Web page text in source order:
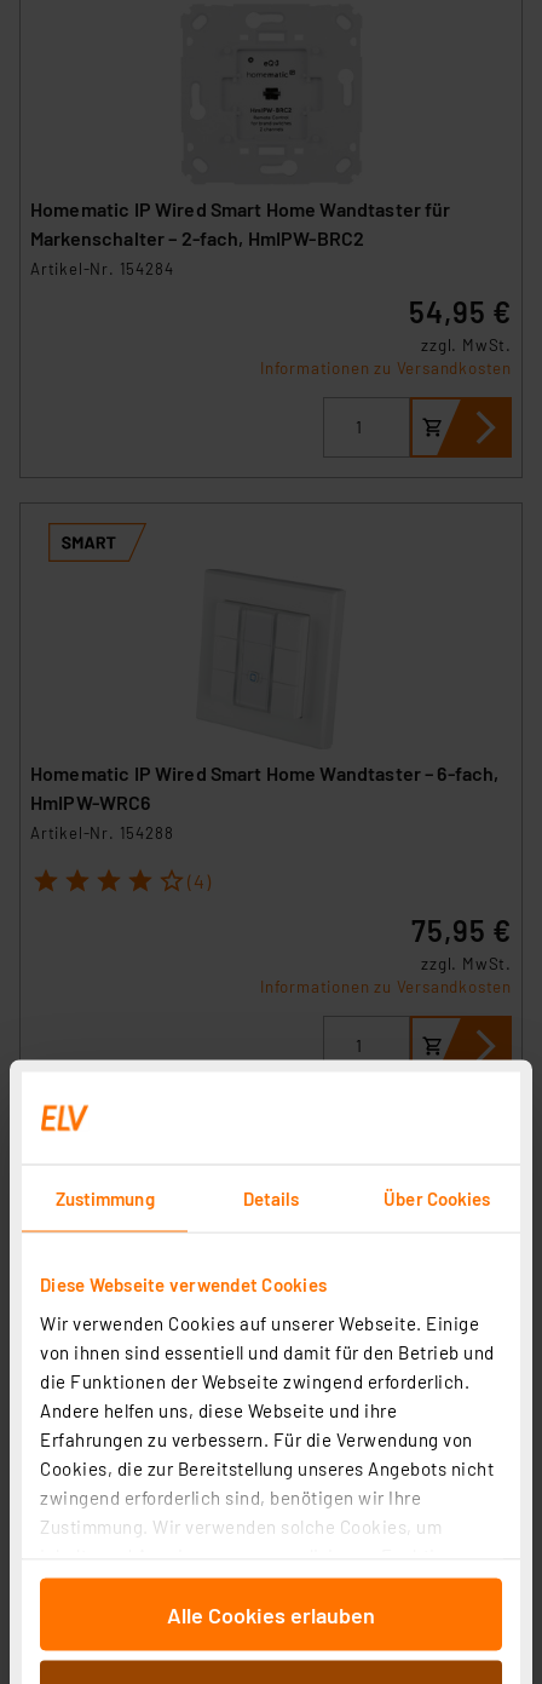
Zustimmung Details Über Cookies
Diese Webseite verwendet Cookies
Wir verwenden Cookies auf unserer Webseite. Einige
von ihnen sind essentiell und damit für den Betrieb und
die Funktionen der Webseite zwingend erforderlich.
Andere helfen uns, diese Webseite und ihre
Erfahrungen zu verbessern. Für die Verwendung von
Cookies, die zur Bereitstellung unseres Angebots nicht
zwingend erforderlich sind, benötigen wir Ihre
Zustimmung. Wir verwenden solche Cookies, um
für soziale Medien anbieten zu können und die Zugriffe
auf unsere Website zu analysieren. Außerdem geben
wir Informationen zu Ihrer Verwendung unserer Website
an unsere Partner für soziale Medien, Werbung und
Alle Cookies erlauben
Homematic IP Wired Smart Home Wandtaster für
Markenschalter – 2-fach, HmIPW-BRC2
Artikel-Nr. 154284
54,95 €
zzgl. MwSt.
Informationen zu Versandkosten
Homematic IP Wired Smart Home Wandtaster – 6-fach,
HmIPW-WRC6
Artikel-Nr. 154288
1 2 3 4 5 (4)
75,95 €
zzgl. MwSt.
Informationen zu Versandkosten
Homematic IP Wired Smart Home Wandtaster – 6-fach,
anthrazit, HmIPW-WRC6-A
Artikel-Nr. 159869
84,95 €
zzgl. MwSt.